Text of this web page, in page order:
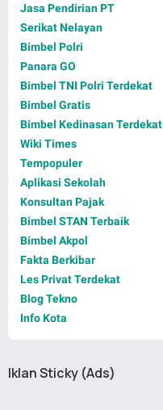
Jasa Pendirian PT
Serikat Nelayan
Bimbel Polri
Panara GO
Bimbel TNI Polri Terdekat
Bimbel Gratis
Bimbel Kedinasan Terdekat
Wiki Times
Tempopuler
Aplikasi Sekolah
Konsultan Pajak
Bimbel STAN Terbaik
Bimbel Akpol
Fakta Berkibar
Les Privat Terdekat
Blog Tekno
Info Kota
Iklan Sticky (Ads)